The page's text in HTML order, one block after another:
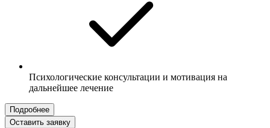
Психологические консультации и мотивация на
дальнейшее лечение
Подробнее
Оставить заявку